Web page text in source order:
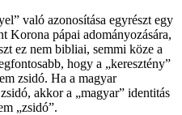
való azonosítása egyrészt egy
Korona pápai adományozására,
ez nem bibliai, semmi köze a
hogy a „keresztény”
zsidó. Ha a magyar
akkor a „magyar” identitás
„zsidó”.